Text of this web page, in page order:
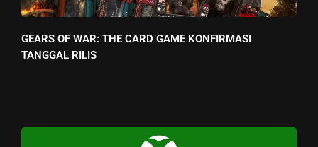
GEARS OF WAR: THE CARD GAME KONFIRMASI
TANGGAL RILIS